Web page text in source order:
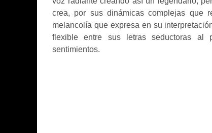
crea, por sus dinámicas complejas que
melancolía que expresa en su
flexible entre sus letras seductoras al
sentimientos.